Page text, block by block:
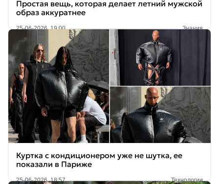
Простая вещь, которая делает летний мужской
образ аккуратнее
25-06-2026, 19:00 Знания
Куртка с кондиционером уже не шутка, ее
показали в Париже
25-06-2026, 18:57 Технологии